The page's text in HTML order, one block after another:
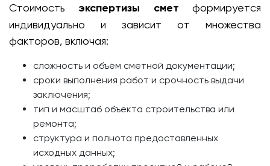
Стоимость экспертизы смет формируется
индивидуально и зависит от множества
факторов, включая:
сложность и объём сметной документации;
сроки выполнения работ и срочность выдачи
заключения;
тип и масштаб объекта строительства или
ремонта;
структура и полнота предоставленных
исходных данных;